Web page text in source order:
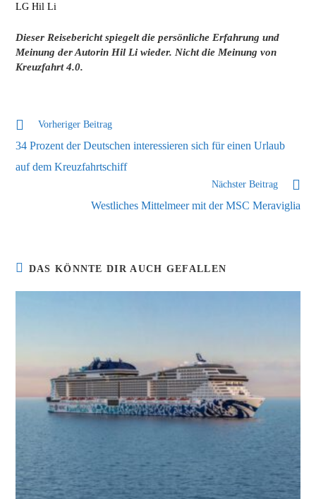
LG Hil Li
Dieser Reisebericht spiegelt die persönliche Erfahrung und
Meinung der Autorin Hil Li wieder. Nicht die Meinung von
Kreuzfahrt 4.0.
Weitere
ansehen
Vorheriger Beitrag
34 Prozent der Deutschen interessieren sich für einen Urlaub
auf dem Kreuzfahrtschiff
Nächster Beitrag
Westliches Mittelmeer mit der MSC Meraviglia
DAS KÖNNTE DIR AUCH GEFALLEN